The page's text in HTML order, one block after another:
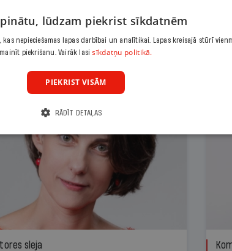
sleja
lūdzam piekrist sīkdatnēm
nepieciešamas lapas darbībai un analītikai. Lapas kreisajā stūrī
mainīt piekrišanu. Vairāk lasisīkdatņu politikā.
PIEKRIST VISĀM
RĀDĪT DETAĻAS